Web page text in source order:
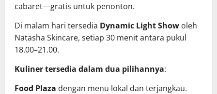
cabaret—gratis untuk penonton.
Di malam hari tersedia Dynamic Light Show oleh
Natasha Skincare, setiap 30 menit antara pukul
18.00–21.00.
Kuliner tersedia dalam dua pilihannya:
Food Plaza dengan menu lokal dan terjangkau.